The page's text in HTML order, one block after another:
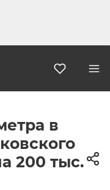
в
200 тыс.